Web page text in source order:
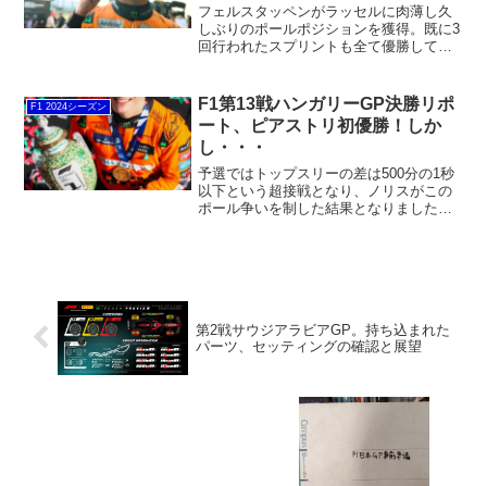
フェルスタッペンがラッセルに肉薄し久
しぶりのポールポジションを獲得。既に3
回行われたスプリントも全て優勝してい
った。フェルスタッペンとしては、今回
のスプリントと決勝レースをものにし
て、チャンピオン獲得の可能性を少しで
も手繰り寄せたい。
F1 2024シーズン
F1第13戦ハンガリーGP決勝リポ
ート、ピアストリ初優勝！しか
し・・・
予選ではトップスリーの差は500分の1秒
以下という超接戦となり、ノリスがこの
ポール争いを制した結果となりました。
第2戦サウジアラビアGP。持ち込まれた
パーツ、セッティングの確認と展望